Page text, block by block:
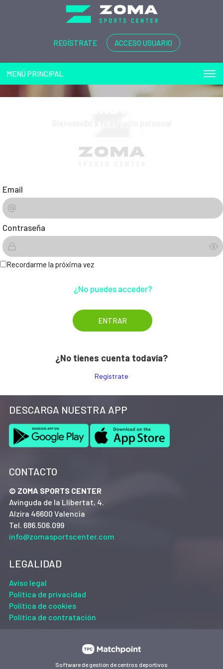
REGÍSTRATE ACCESO USUARIO
MENÚ PRINCIPAL
Email
Contraseña
Recordarme la próxima vez
¿No puedes acceder?
¿No tienes cuenta todavía?
Regístrate
DESCARGA NUESTRA APP
CONTACTO
© ZOMA SPORTS CENTER
Avinguda de la Llibertat, 4.
Alzira 46600 Valencia
Tel. 686.506.099
info@zomasportscenter.com
LEGALIDAD
Aviso legal
Política de privacidad
Política de cookies
Política de contratación
Software de gestión de centros deportivos